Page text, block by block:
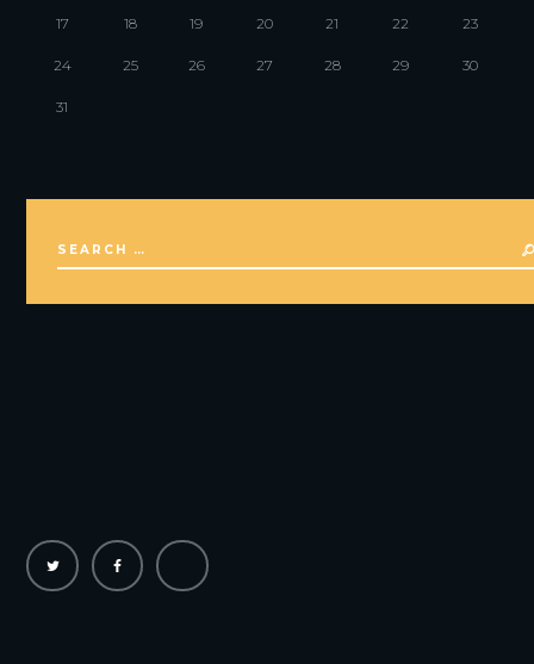
17 18 19 20 21 22 23
24 25 26 27 28 29 30
31